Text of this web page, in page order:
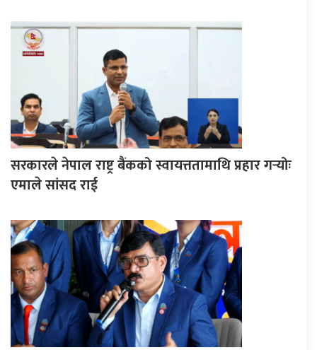
सरकारले नेपाल राष्ट्र बैंकको स्वायत्ततामाथि प्रहार गर्‍योः
एमाले सांसद राई